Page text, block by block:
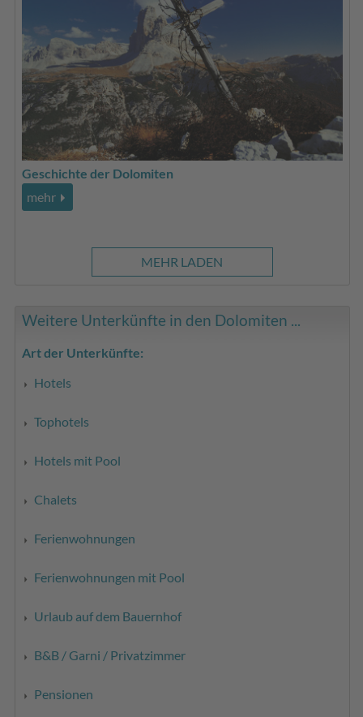
Geschichte der Dolomiten
mehr
MEHR LADEN
Weitere Unterkünfte in den Dolomiten ...
Art der Unterkünfte:
Hotels
Tophotels
Hotels mit Pool
Chalets
Ferienwohnungen
Ferienwohnungen mit Pool
Urlaub auf dem Bauernhof
B&B / Garni / Privatzimmer
Pensionen